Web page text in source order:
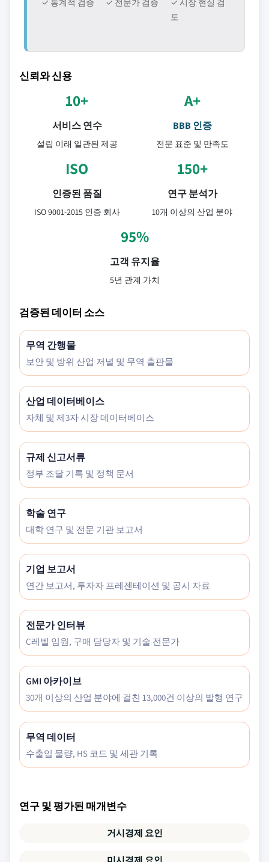
✓ 통계적 검증 ✓ 전문가 검증
✓ 시장 현실 검
토
신뢰와 신용
10+
서비스 연수
설립 이래 일관된 제공
A+
BBB 인증
전문 표준 및 만족도
ISO
인증된 품질
ISO 9001-2015 인증 회사
150+
연구 분석가
10개 이상의 산업 분야
95%
고객 유지율
5년 관계 가치
검증된 데이터 소스
무역 간행물
보안 및 방위 산업 저널 및 무역 출판물
산업 데이터베이스
자체 및 제3자 시장 데이터베이스
규제 신고서류
정부 조달 기록 및 정책 문서
학술 연구
대학 연구 및 전문 기관 보고서
기업 보고서
연간 보고서, 투자자 프레젠테이션 및 공시 자료
전문가 인터뷰
C레벨 임원, 구매 담당자 및 기술 전문가
GMI 아카이브
30개 이상의 산업 분야에 걸친 13,000건 이상의 발행 연구
무역 데이터
수출입 물량, HS 코드 및 세관 기록
연구 및 평가된 매개변수
거시경제 요인